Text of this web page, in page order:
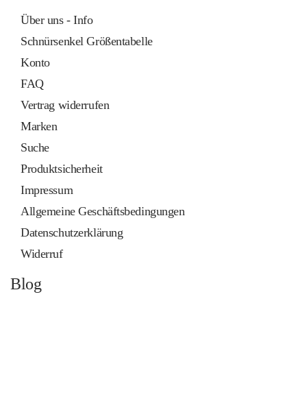
Über uns - Info
Schnürsenkel Größentabelle
Konto
FAQ
Vertrag widerrufen
Marken
Suche
Produktsicherheit
Impressum
Allgemeine Geschäftsbedingungen
Datenschutzerklärung
Widerruf
Blog